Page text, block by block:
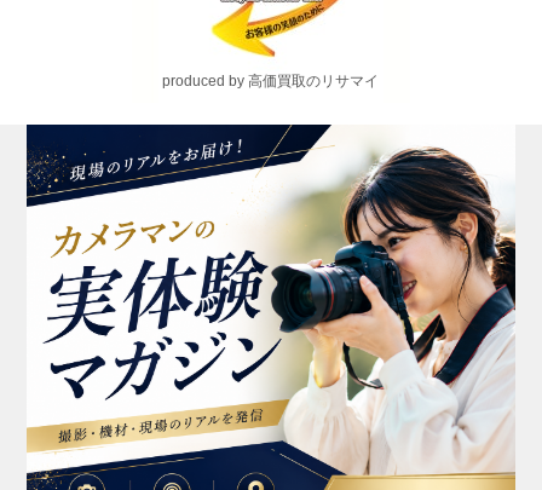
produced by 高価買取のリサマイ